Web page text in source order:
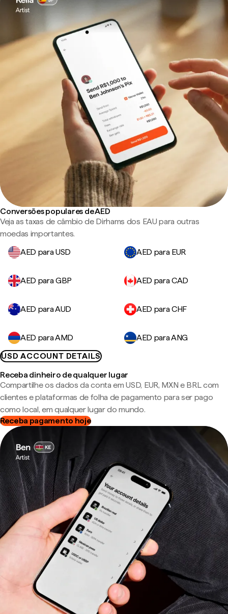
Conversões populares de AED
Veja as taxas de câmbio de Dirhams dos EAU para outras
moedas importantes.
AED para USD
AED para EUR
AED para GBP AED para CAD
AED para AUD AED para CHF
AED para AMD
AED para ANG
USD ACCOUNT DETAILS
Receba dinheiro de qualquer lugar
Compartilhe os dados da conta em USD, EUR, MXN e BRL com
clientes e plataformas de folha de pagamento para ser pago
como local, em qualquer lugar do mundo.
Receba pagamento hoje